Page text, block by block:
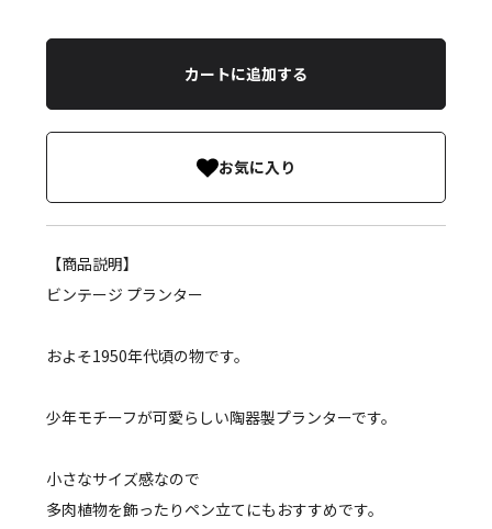
カートに追加する
お気に入り
【商品説明】
ビンテージ プランター
およそ1950年代頃の物です。
少年モチーフが可愛らしい陶器製プランターです。
小さなサイズ感なので
多肉植物を飾ったりペン立てにもおすすめです。